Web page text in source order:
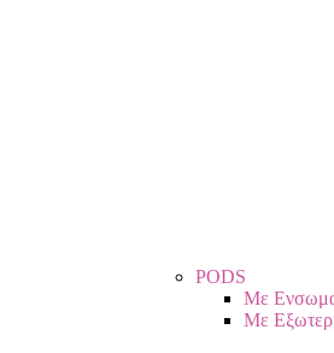
PODS
Με
Με